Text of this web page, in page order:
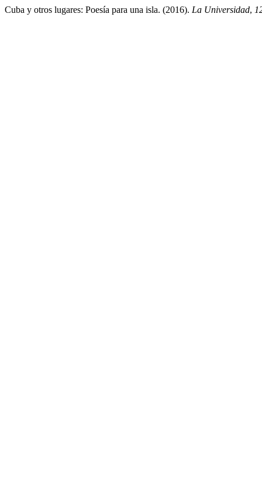
Cuba y otros lugares: Poesía para una isla. (2016). La Universidad,